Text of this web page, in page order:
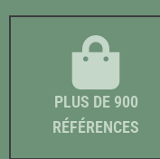
PLUS DE 900
RÉFÉRENCES